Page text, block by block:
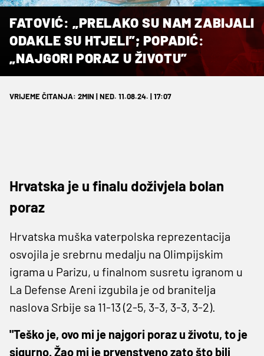
FATOVIĆ: „PRELAKO SU NAM ZABIJALI
ODAKLE SU HTJELI”; POPADIĆ:
„NAJGORI PORAZ U ŽIVOTU”
VRIJEME ČITANJA: 2MIN | NED. 11.08.24. | 17:07
Hrvatska je u finalu doživjela bolan
poraz
Hrvatska muška vaterpolska reprezentacija
osvojila je srebrnu medalju na Olimpijskim
igrama u Parizu, u finalnom susretu igranom u
La Defense Areni izgubila je od branitelja
naslova Srbije sa 11-13 (2-5, 3-3, 3-3, 3-2).
"Teško je, ovo mi je najgori poraz u životu, to je
sigurno. Žao mi je prvenstveno zato što bili